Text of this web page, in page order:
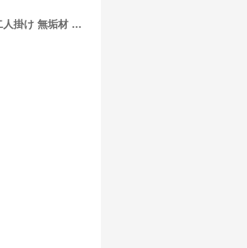
ローソファー ソファー 2人掛け 木 カバー カバーリング 座面高31 脚 ファブリック 二人掛け 無垢材 ロータイプ コンパクト ブルー イエロー グレー 幅130 モダン 北欧